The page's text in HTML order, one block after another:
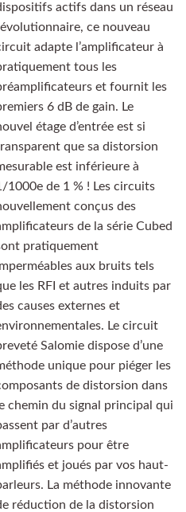
actifs dans un réseau
ce nouveau
adapte l’amplificateur à
tous les
et fournit les
6 dB de gain. Le
étage d’entrée est si
que sa distorsion
est inférieure à
1000e de 1 % ! Les circuits
conçus des
de la série Cubed
pratiquement
aux bruits tels
les RFI et autres induits par
causes externes et
Le circuit
Salomie dispose d’une
unique pour piéger les
de distorsion dans
chemin du signal principal qui
par d’autres
pour être
et joués par vos haut-
La méthode innovante
réduction de la distorsion